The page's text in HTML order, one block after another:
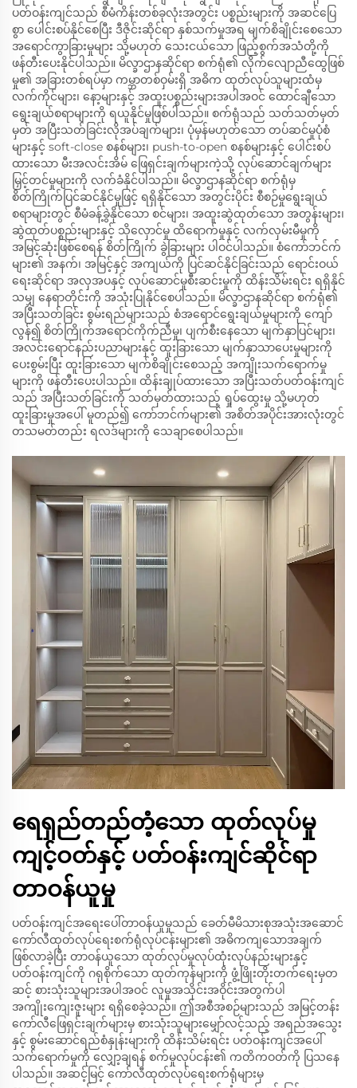
ပတ်ဝန်းကျင်သည် စီမံကိန်းတစ်ခုလုံးအတွင်း ပစ္စည်းများကို အဆင်ပြေ
စွာ ပေါင်းစပ်နိုင်စေပြီး ဒီဇိုင်းဆိုင်ရာ နှစ်သက်မှုအရ မျက်စိချိုင်းစေသော
အရောင်ကွာခြားမှုများ သို့မဟုတ် သေးငယ်သော ဖြည့်စွက်အသံတို့ကို
ဖန်တီးပေးနိုင်ပါသည်။ မိလ္ခာဌာနဆိုင်ရာ စက်ရုံ၏ လိုက်လျောညီထွေဖြစ်
မှု၏ အခြားတစ်ရပ်မှာ ကမ္ဘာတစ်ဝှမ်းရှိ အဓိက ထုတ်လုပ်သူများထံမှ
လက်ကိုင်များ၊ နော့များနှင့် အထူးပစ္စည်းများအပါအဝင် ထောင်ချီသော
ရွေးချယ်စရာများကို ရယူနိုင်မှုဖြစ်ပါသည်။ စက်ရုံသည် သတ်သတ်မှတ်
မှတ် အပြီးသတ်ခြင်းလိုအပ်ချက်များ၊ ပုံမှန်မဟုတ်သော တပ်ဆင်မှုပုံစံ
များနှင့် soft-close စနစ်များ၊ push-to-open စနစ်များနှင့် ပေါင်းစပ်
ထားသော မီးအလင်းအိမ် ဖြေရှင်းချက်များကဲ့သို့ လုပ်ဆောင်ချက်များ
မြှင့်တင်မှုများကို လက်ခံနိုင်ပါသည်။ မိလ္ခာဌာနဆိုင်ရာ စက်ရုံမှ
စိတ်ကြိုက်ပြင်ဆင်နိုင်မှုဖြင့် ရရှိနိုင်သော အတွင်းပိုင်း စီစဉ်မှုရွေးချယ်
စရာများတွင် စီမံခန့်ခွဲနိုင်သော စင်များ၊ အထူးဆွဲထုတ်သော အတွန်းများ၊
ဆွဲထုတ်ပစ္စည်းများနှင့် သိုလှောင်မှု ထိရောက်မှုနှင့် လက်လှမ်းမီမှုကို
အမြင့်ဆုံးဖြစ်စေရန် စိတ်ကြိုက် ခွဲခြားများ ပါဝင်ပါသည်။ စံကော်ဘင်က်
များ၏ အနက်၊ အမြင့်နှင့် အကျယ်ကို ပြင်ဆင်နိုင်ခြင်းသည် ရောင်းဝယ်
ရေးဆိုင်ရာ အလှအပနှင့် လုပ်ဆောင်မှုစီးဆင်းမှုကို ထိန်းသိမ်းရင်း ရရှိနိုင်
သမျှ နေရာတိုင်းကို အသုံးပြုနိုင်စေပါသည်။ မိလ္ခာဌာနဆိုင်ရာ စက်ရုံ၏
အပြီးသတ်ခြင်း စွမ်းရည်များသည် စံအရောင်ရွေးချယ်မှုများကို ကျော်
လွန်၍ စိတ်ကြိုက်အရောင်ကိုက်ညီမှု၊ ပျက်စီးနေသော မျက်နှာပြင်များ၊
အလင်းရောင်နည်းပညာများနှင့် ထူးခြားသော မျက်နှာသာပေးမှုများကို
ပေးစွမ်းပြီး ထူးခြားသော မျက်စိချိုင်းစေသည့် အကျိုးသက်ရောက်မှု
များကို ဖန်တီးပေးပါသည်။ ထိန်းချုပ်ထားသော အပြီးသတ်ပတ်ဝန်းကျင်
သည် အပြီးသတ်ခြင်းကို သတ်မှတ်ထားသည့် ရှုပ်ထွေးမှု သို့မဟုတ်
ထူးခြားမှုအပေါ် မူတည်၍ ကော်ဘင်က်များ၏ အစိတ်အပိုင်းအားလုံးတွင်
တသမတ်တည်း ရလဒ်များကို သေချာစေပါသည်။
ရေရှည်တည်တံ့သော ထုတ်လုပ်မှု
ကျင့်ဝတ်နှင့် ပတ်ဝန်းကျင်ဆိုင်ရာ
တာဝန်ယူမှု
ပတ်ဝန်းကျင်အရေးပေါ်တာဝန်ယူမှုသည် ခေတ်မီမိသားစုအသုံးအဆောင်
ကော်လီထုတ်လုပ်ရေးစက်ရုံလုပ်ငန်းများ၏ အဓိကကျသောအချက်
ဖြစ်လာခဲ့ပြီး တာဝန်ယူသော ထုတ်လုပ်မှုလုပ်ထုံးလုပ်နည်းများနှင့်
ပတ်ဝန်းကျင်ကို ဂရုစိုက်သော ထုတ်ကုန်များကို ဖွံ့ဖြိုးတိုးတက်ရေးမှတ
ဆင့် စားသုံးသူများအပါအဝင် လူမှုအသိုင်းအဝိုင်းအတွက်ပါ
အကျိုးကျေးဇူးများ ရရှိစေခဲ့သည်။ ဤအစီအစဉ်များသည် အမြင့်တန်း
ကော်လီဖြေရှင်းချက်များမှ စားသုံးသူများမျှော်လင့်သည့် အရည်အသွေး
နှင့် စွမ်းဆောင်ရည်စံနှုန်းများကို ထိန်းသိမ်းရင်း ပတ်ဝန်းကျင်အပေါ်
သက်ရောက်မှုကို လျှော့ချရန် စက်မှုလုပ်ငန်း၏ ကတိကဝတ်ကို ပြသနေ
ပါသည်။ အဆင့်မြင့် ကော်လီထုတ်လုပ်ရေးစက်ရုံများမှ